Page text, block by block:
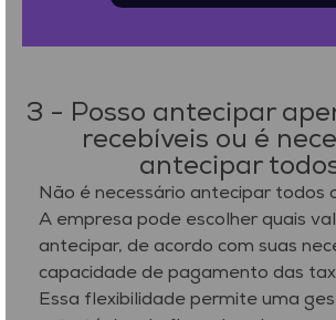
3 - Posso antecipar
recebíveis ou é
antecipar
Não é necessário antecipar todos
A empresa pode escolher quais
antecipar, de acordo com suas
capacidade de pagamento das
Essa flexibilidade permite uma